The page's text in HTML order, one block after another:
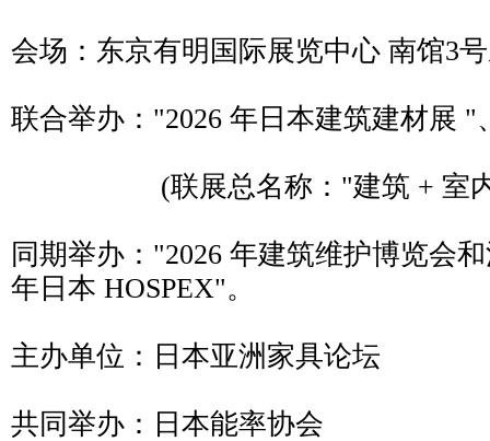
会场：东京有明国际展览中心 南馆3
联合举办："2026 年日本建筑建材展 "
(联展总名称："建筑 + 室内
同期举办："2026 年建筑维护博览会
年日本 HOSPEX"。
主办单位：日本亚洲家具论坛
共同举办：日本能率协会